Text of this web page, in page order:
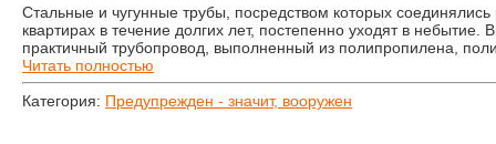
Стальные и чугунные трубы, посредством которых
квартирах в течение долгих лет, постепенно уходят в небытие.
практичный трубопровод, выполненный из полипропилена,
Читать полностью
Категория: Предупрежден - значит, вооружен